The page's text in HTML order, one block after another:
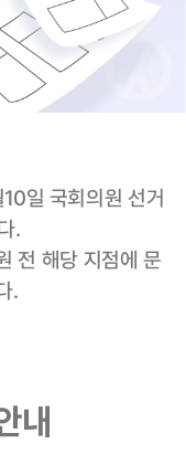
일 국회의원 선거
.
전 해당 지점에 문
.
내